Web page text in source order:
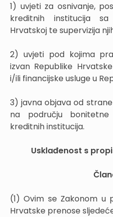
1) uvjeti za osnivanje,
kreditnih institucija
Hrvatskoj te supervizija
2) uvjeti pod kojima
izvan Republike
i/ili financijske usluge u
3) javna objava od
na području
kreditnih institucija.
Usklađenost s
(1) Ovim se Zakonom u
Hrvatske prenose